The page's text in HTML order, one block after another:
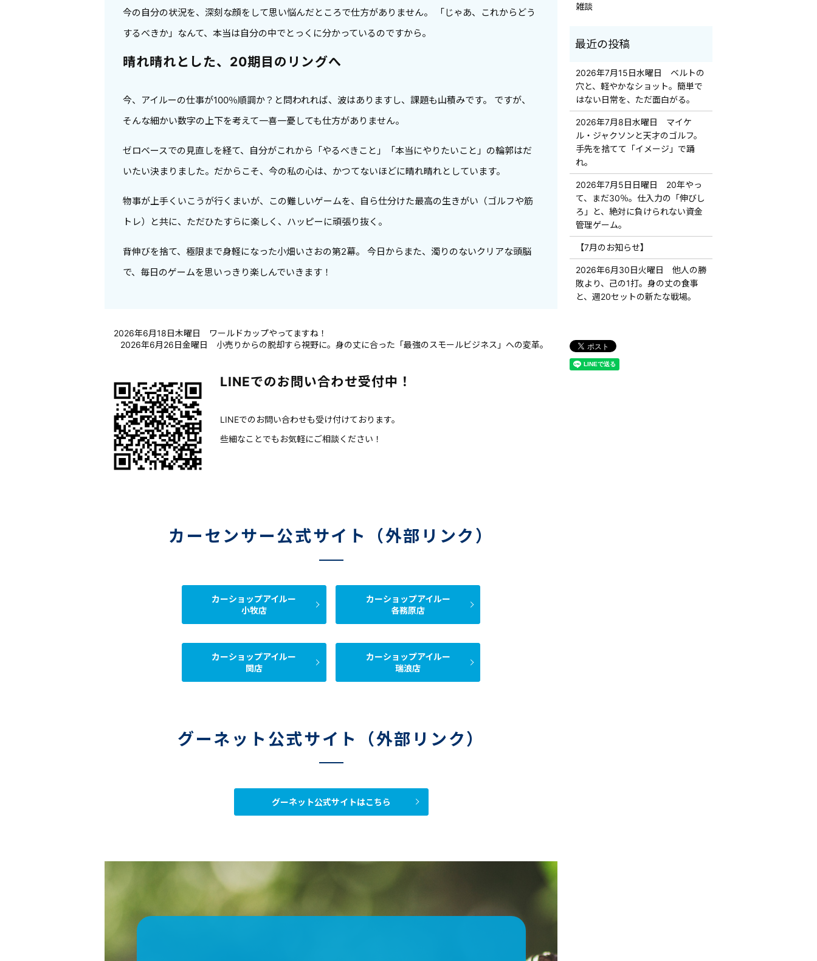
今の自分の状況を、深刻な顔をして思い悩んだところで仕方がありません。 「じゃあ、これからどう
するべきか」なんて、本当は自分の中でとっくに分かっているのですから。
晴れ晴れとした、20期目のリングへ
今、アイルーの仕事が100％順調か？と問われれば、波はありますし、課題も山積みです。 ですが、
そんな細かい数字の上下を考えて一喜一憂しても仕方がありません。
ゼロベースでの見直しを経て、自分がこれから「やるべきこと」「本当にやりたいこと」の輪郭はだ
いたい決まりました。だからこそ、今の私の心は、かつてないほどに晴れ晴れとしています。
物事が上手くいこうが行くまいが、この難しいゲームを、自ら仕分けた最高の生きがい（ゴルフや筋
トレ）と共に、ただひたすらに楽しく、ハッピーに頑張り抜く。
背伸びを捨て、極限まで身軽になった小畑いさおの第2幕。 今日からまた、濁りのないクリアな頭脳
で、毎日のゲームを思いっきり楽しんでいきます！
2026年6月18日木曜日 ワールドカップやってますね！
2026年6月26日金曜日 小売りからの脱却すら視野に。身の丈に合った「最強のスモールビジネス」への変革。
LINEでのお問い合わせ受付中！
LINEでのお問い合わせも受け付けております。
些細なことでもお気軽にご相談ください！
カーセンサー公式サイト（外部リンク）
カーショップアイルー
小牧店
カーショップアイルー
各務原店
カーショップアイルー
関店
カーショップアイルー
瑞浪店
グーネット公式サイト（外部リンク）
グーネット公式サイトはこちら
雑談
2026年7月15日水曜日 ベルトの
穴と、軽やかなショット。簡単で
はない日常を、ただ面白がる。
2026年7月8日水曜日 マイケ
ル・ジャクソンと天才のゴルフ。
手先を捨てて「イメージ」で踊
れ。
2026年7月5日日曜日 20年やっ
て、まだ30％。仕入力の「伸びし
ろ」と、絶対に負けられない資金
管理ゲーム。
【7月のお知らせ】
2026年6月30日火曜日 他人の勝
敗より、己の1打。身の丈の食事
と、週20セットの新たな戦場。